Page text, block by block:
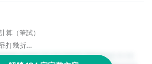
算（筆試）
打幾折...